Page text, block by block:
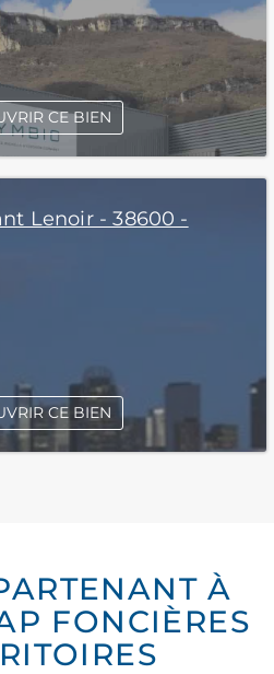
CE BIEN
Lenoir - 38600 -
CE BIEN
À
FONCIÈRES